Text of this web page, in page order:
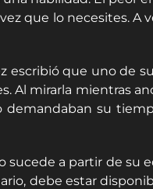
que lo necesites. A
que uno de
mirarla mientras
su
a partir de su
debe estar